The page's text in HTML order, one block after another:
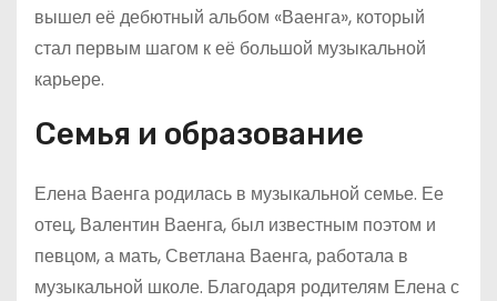
вышел её дебютный альбом «Ваенга», который
стал первым шагом к её большой музыкальной
карьере.
Семья и образование
Елена Ваенга родилась в музыкальной семье. Ее
отец, Валентин Ваенга, был известным поэтом и
певцом, а мать, Светлана Ваенга, работала в
музыкальной школе. Благодаря родителям Елена с